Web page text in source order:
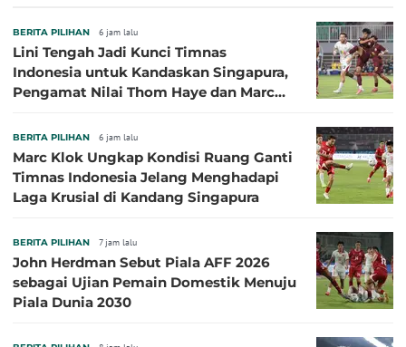
BERITA PILIHAN 6 jam lalu
Lini Tengah Jadi Kunci Timnas
Indonesia untuk Kandaskan Singapura,
Pengamat Nilai Thom Haye dan Marc
BERITA PILIHAN 6 jam lalu
Marc Klok Ungkap Kondisi Ruang Ganti
Timnas Indonesia Jelang Menghadapi
Laga Krusial di Kandang Singapura
BERITA PILIHAN 7 jam lalu
John Herdman Sebut Piala AFF 2026
sebagai Ujian Pemain Domestik Menuju
Piala Dunia 2030